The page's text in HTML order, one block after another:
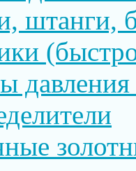
штанги,